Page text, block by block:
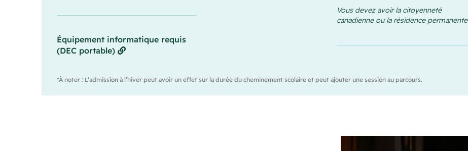
Équipement informatique requis
(DEC portable)
Vous devez avoir la citoyenneté
canadienne ou la résidence permanente
*À noter : L’admission à l’hiver peut avoir un effet sur la durée du cheminement scolaire et peut ajouter une session au parcours.